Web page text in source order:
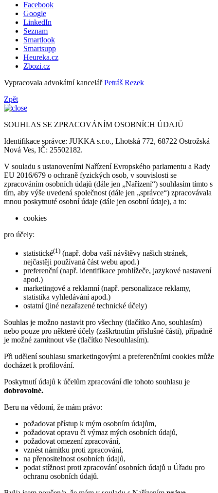
Facebook
Google
LinkedIn
Seznam
Smartlook
Smartsupp
Heureka.cz
Zbozi.cz
Vypracovala advokátní kancelářPetráš Rezek
Zpět
SOUHLAS SE ZPRACOVÁNÍM OSOBNÍCH ÚDAJŮ
Identifikace správce: JUKKA s.r.o., Lhotská 772, 68722 Ostrožská
Nová Ves, IČ: 25502182.
V souladu s ustanoveními Nařízení Evropského parlamentu a Rady
EU 2016/679 o ochraně fyzických osob, v souvislosti se
zpracováním osobních údajů (dále jen „Nařízení“) souhlasím tímto s
tím, aby výše uvedená společnost (dále jen „správce“) zpracovávala
mnou poskytnuté osobní údaje (dále jen osobní údaje), a to:
cookies
pro účely:
statistické(1) (např. doba vaší návštěvy našich stránek,
nejčastěji používaná část webu apod.)
preferenční (např. identifikace prohlížeče, jazykové nastavení
apod.)
marketingové a reklamní (např. personalizace reklamy,
statistika vyhledávání apod.)
ostatní (jiné nezařazené technické účely)
Souhlas je možno nastavit pro všechny (tlačítko Ano, souhlasím)
nebo pouze pro některé účely (zaškrtnutím příslušné části), případně
je možné zamítnout vše (tlačítko Nesouhlasím).
Při udělení souhlasu smarketingovými a preferenčními cookies může
docházet k profilování.
Poskytnutí údajů k účelům zpracování dle tohoto souhlasu je
dobrovolné.
Beru na vědomí, že mám právo:
požadovat přístup k mým osobním údajům,
požadovat opravu či výmaz mých osobních údajů,
požadovat omezení zpracování,
vznést námitku proti zpracování,
na přenositelnost osobních údajů,
podat stížnost proti zpracování osobních údajů u Úřadu pro
ochranu osobních údajů.